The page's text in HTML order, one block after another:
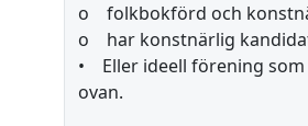
o folkbokförd och
o har konstnärlig
• Eller ideell förening
ovan.